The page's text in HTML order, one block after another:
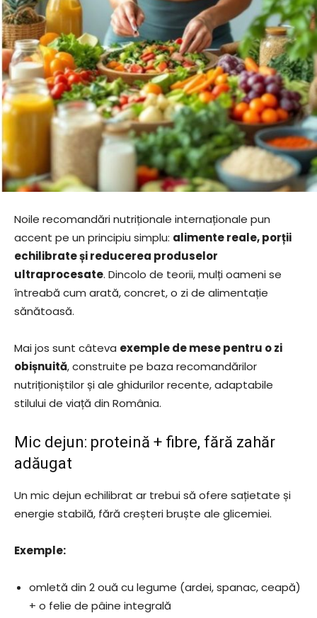
Noile recomandări nutriționale internaționale pun
accent pe un principiu simplu: alimente reale, porții
echilibrate și reducerea produselor
ultraprocesate. Dincolo de teorii, mulți oameni se
întreabă cum arată, concret, o zi de alimentație
sănătoasă.
Mai jos sunt câteva exemple de mese pentru o zi
obișnuită, construite pe baza recomandărilor
nutriționiștilor și ale ghidurilor recente, adaptabile
stilului de viață din România.
Mic dejun: proteină + fibre, fără zahăr
adăugat
Un mic dejun echilibrat ar trebui să ofere sațietate și
energie stabilă, fără creșteri bruște ale glicemiei.
Exemple:
omletă din 2 ouă cu legume (ardei, spanac, ceapă)
+ o felie de pâine integrală